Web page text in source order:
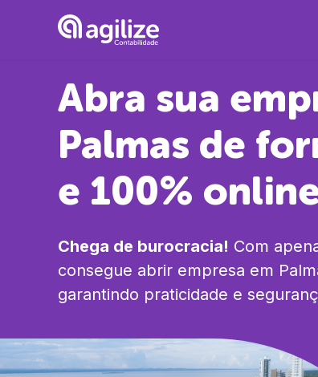
Abra sua
Palmas de
e 100%
Chega de burocracia! Com
consegue abrir empresa em
garantindo praticidade e